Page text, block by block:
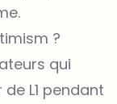
?
qui
L1 pendant